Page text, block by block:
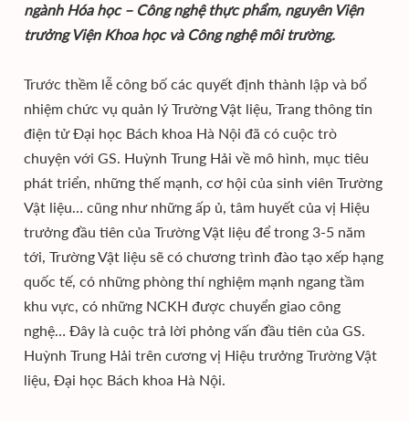
ngành Hóa học – Công nghệ thực phẩm, nguyên Viện
trưởng Viện Khoa học và Công nghệ môi trường.
Trước thềm lễ công bố các quyết định thành lập và bổ
nhiệm chức vụ quản lý Trường Vật liệu, Trang thông tin
điện tử Đại học Bách khoa Hà Nội đã có cuộc trò
chuyện với GS. Huỳnh Trung Hải về mô hình, mục tiêu
phát triển, những thế mạnh, cơ hội của sinh viên Trường
Vật liệu… cũng như những ấp ủ, tâm huyết của vị Hiệu
trưởng đầu tiên của Trường Vật liệu để trong 3-5 năm
tới, Trường Vật liệu sẽ có chương trình đào tạo xếp hạng
quốc tế, có những phòng thí nghiệm mạnh ngang tầm
khu vực, có những NCKH được chuyển giao công
nghệ… Đây là cuộc trả lời phỏng vấn đầu tiên của GS.
Huỳnh Trung Hải trên cương vị Hiệu trưởng Trường Vật
liệu, Đại học Bách khoa Hà Nội.